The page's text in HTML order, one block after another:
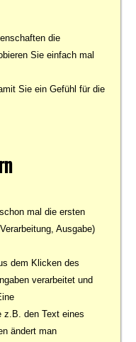
die
Sie einfach mal
Sie ein Gefühl für die
mal die ersten
Ausgabe)
dem Klicken des
verarbeitet und
z.B. den Text eines
ändert man